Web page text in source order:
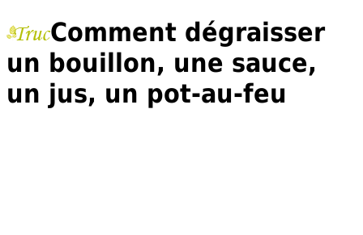
Comment dégraisser
un bouillon, une sauce,
un jus, un pot-au-feu